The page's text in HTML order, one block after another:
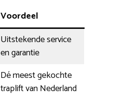
Voordeel
Uitstekende service
en garantie
Dé meest gekochte
traplift van Nederland